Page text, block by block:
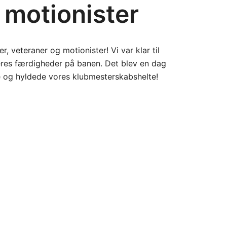
motionister
veteraner og motionister! Vi var klar til
færdigheder på banen. Det blev en dag
hyldede vores klubmesterskabshelte!